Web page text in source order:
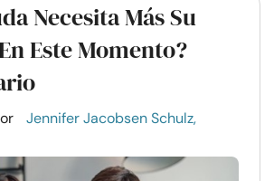
Necesita Más Su
Este Momento?
Jennifer Jacobsen Schulz,